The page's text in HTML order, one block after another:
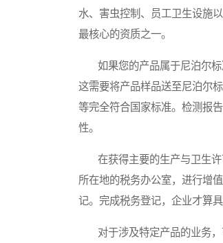
水、害虫控制、员工卫生设施
最核心的资质之一。
如果您的产品属于尼泊尔标
这需要将产品样品送至尼泊尔
等完全符合国家标准。检测报
性。
在获得主要的生产与卫生许
所在地的税务办公室，进行增
记。完成税务登记，企业才算
对于涉及特定产品的业务，